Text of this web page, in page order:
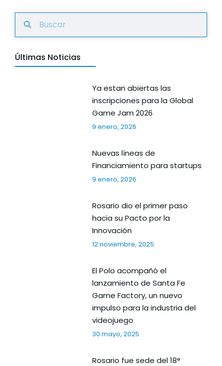
Últimas Noticias
Ya estan abiertas las
inscripciones para la Global
Game Jam 2026
9 enero, 2026
Nuevas líneas de
Financiamiento para startups
9 enero, 2026
Rosario dio el primer paso
hacia su Pacto por la
Innovación
12 noviembre, 2025
El Polo acompañó el
lanzamiento de Santa Fe
Game Factory, un nuevo
impulso para la industria del
videojuego
30 mayo, 2025
Rosario fue sede del 18°